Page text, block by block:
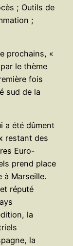
; Outils de
;
prochains, «
le thème
fois
sud de la
a été dûment
restant des
Euro-
prend place
à Marseille.
réputé
la
la